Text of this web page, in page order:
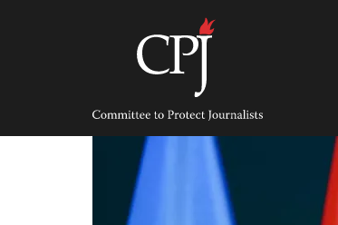
Committee
Protect
Journalists